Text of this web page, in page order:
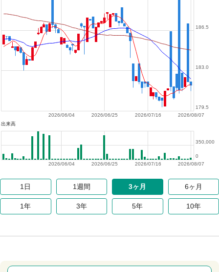
2026/08/07
2026/07/16
2026/06/25
2026/06/04
179.5
183.0
186.5
出来高
2026/08/07
2026/07/16
2026/06/25
2026/06/04
0
350,000
1日 1週間 3ヶ月 6ヶ月
1年 3年 5年 10年